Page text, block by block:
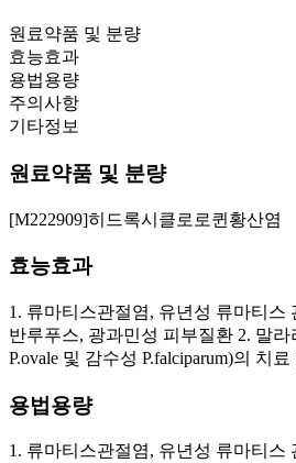
원료약품 및 분량
효능효과
용법용량
주의사항
기타정보
원료약품 및 분량
[M222909]히드록시클로로퀸황산염
효능효과
1. 류마티스관절염, 유년성 류마티스
반루푸스, 광과민성 피부질환 2. 말라
P.ovale 및 감수성 P.falciparum)의 치
용법용량
1. 류마티스관절염, 유년성 류마티스